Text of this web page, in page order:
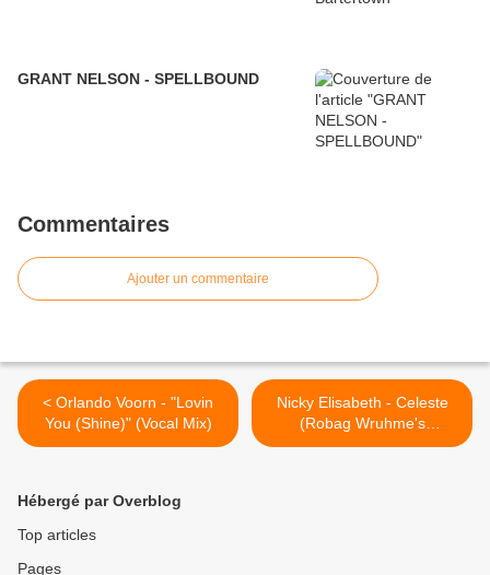
GRANT NELSON - SPELLBOUND
Commentaires
Ajouter un commentaire
< Orlando Voorn - "Lovin
You (Shine)" (Vocal Mix)
Nicky Elisabeth - Celeste
(Robag Wruhme's
Boschkord Lom NB) >
Hébergé par Overblog
Top articles
Pages